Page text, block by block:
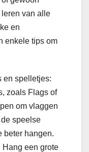
van alle
en
enkele tips om
en spelletjes:
zoals Flags of
om vlaggen
speelse
beter hangen.
Hang een grote